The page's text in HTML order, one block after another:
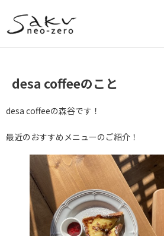
desa coffeeのこと
desa coffeeの森谷です！
最近のおすすめメニューのご紹介！